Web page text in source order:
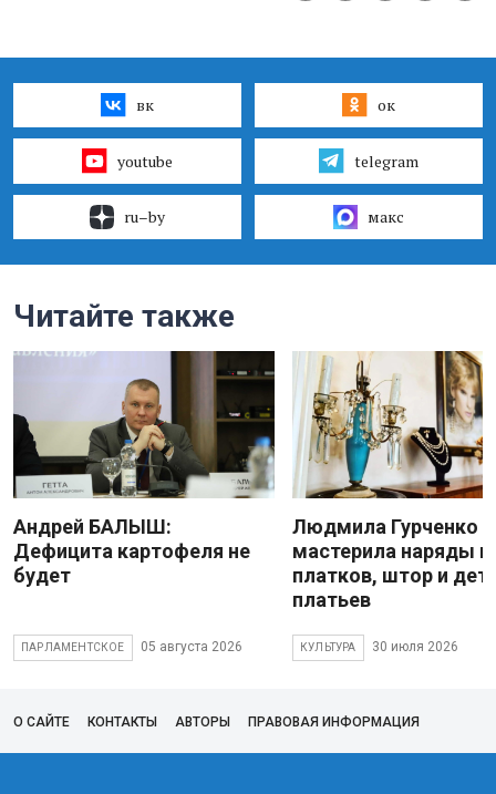
вк ок
youtube telegram
ru–by макс
Читайте также
Андрей БАЛЫШ:
Дефицита картофеля не
будет
ПАРЛАМЕНТСКОЕ 05 августа 2026
Людмила Гурченко
мастерила наряды
платков, штор и
платьев
КУЛЬТУРА 30 июля 2026
О САЙТЕ КОНТАКТЫ АВТОРЫ ПРАВОВАЯ ИНФОРМАЦИЯ